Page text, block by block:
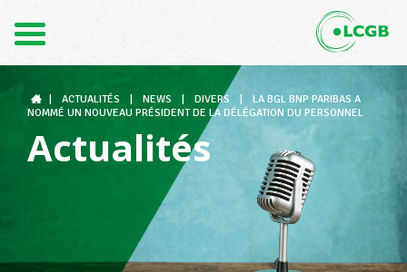
DE
Le LCGB
Structures syndicales
ACTUALITÉS NEWS DIVERS
LA BGL BNP PARIBAS A
NOMMÉ UN NOUVEAU PRÉSIDENT DE LA DÉLÉGATION DU PERSONNEL
Actualités